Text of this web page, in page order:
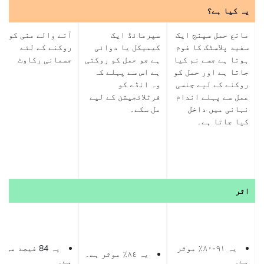
یہ کیا ہے؟
مانع حمل سپنج ایک
سفید پلاسٹک کا فوم
ہوتا ہے جسے نم کیا
جاتا ہے اور حمل کو
روکنے کے لیے جنسی
عمل سے پہلے اندام
نہانی میں داخل
کیا جاتا ہے۔
اثر
یہ ٩١-٨٠٪ موثر
ہے۔
سپرمائڈ ایک
کیمیکل یا دوائی
ہے جو حمل کو روکتی
ہے اس سے پہلے کہ
وہ انڈے کو
فرٹلائجیشن کے لیے
مل سکے۔
یہ ٨٤٪ موثر ہے۔
آنے والے منی کو
روکنے کے لئے
جسمانی رکاوٹ
یہ 84 فیصد
ہے۔